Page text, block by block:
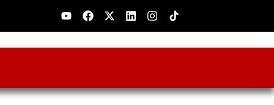
YoutubeFacebook
X-
twitter
LinkedinInstagram